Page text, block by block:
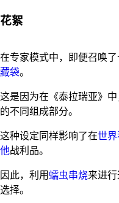
花絮
在专家模式中，即便召唤
藏袋。
这是因为在《泰拉瑞亚》
的不同组成部分。
这种设定同样影响了在世
他战利品。
因此，利用蠕虫串烧来进
选择。